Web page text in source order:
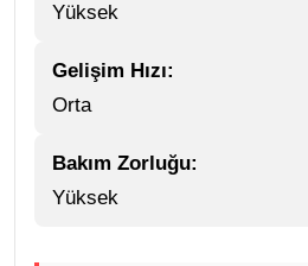
Yüksek
Gelişim Hızı:
Orta
Bakım Zorluğu:
Yüksek